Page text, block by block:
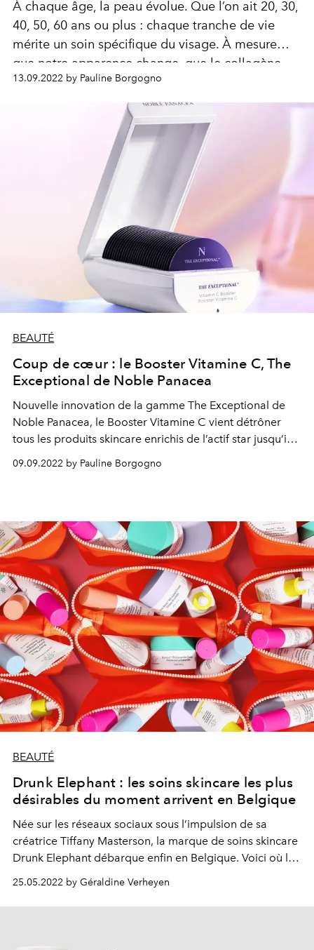
À chaque âge, la peau évolue. Que l’on ait 20, 30,
40, 50, 60 ans ou plus : chaque tranche de vie
mérite un soin spécifique du visage. À mesure
que notre apparence change, que le collagène
s’amenuise et que l’aspect du visage se creuse,
l’idée est de s’offrir la meilleure routine pour
retarder les effets du temps. Zoom sur les
traitements qui viendront apporter un petit coup
de boost à votre collagène en fonction de votre
13.09.2022 by Pauline Borgogno
BEAUTÉ
Coup de cœur : le Booster Vitamine C, The
Exceptional de Noble Panacea
Nouvelle innovation de la gamme The Exceptional de
Noble Panacea, le Booster Vitamine C vient détrôner
tous les produits skincare enrichis de l’actif star jusqu’ici
vus sur le marché. On vous explique pourquoi.
09.09.2022 by Pauline Borgogno
BEAUTÉ
Drunk Elephant : les soins skincare les plus
désirables du moment arrivent en Belgique
Née sur les réseaux sociaux sous l’impulsion de sa
créatrice Tiffany Masterson, la marque de soins skincare
Drunk Elephant débarque enfin en Belgique. Voici où la
25.05.2022 by Géraldine Verheyen